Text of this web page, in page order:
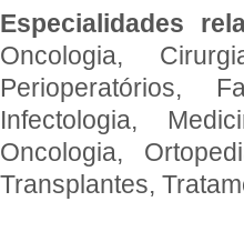
Especialidades
Oncologia,
Perioperatórios,
Infectologia,
Oncologia,
Transplantes,